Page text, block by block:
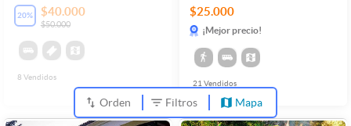
20% $40.000
$50.000
8 Vendidos
$25.000
¡Mejor precio!
21 Vendidos
Orden Filtros Mapa